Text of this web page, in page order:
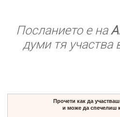
Посланието е на
думи тя участва
Прочети как да
и може да спечелиш